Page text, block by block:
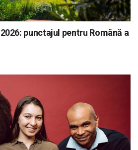
punctajul pentru Română a